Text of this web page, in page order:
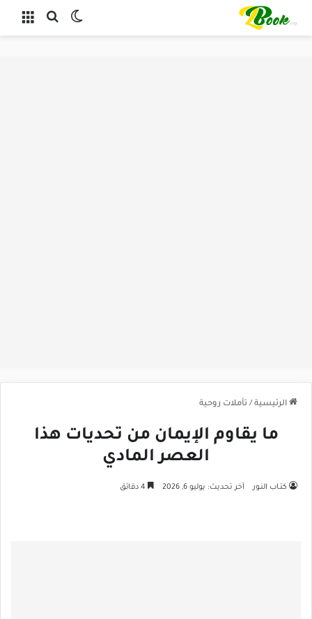
القائمة بحث عن
الرئيسية / تأملات روحية
ما يقاوم الإيمان من تحديات هذا
العصر المادي
كتـاب النـور آخر تحديث: يوليو 6, 2026